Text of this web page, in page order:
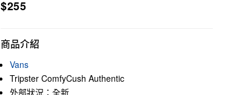
$255
商品介紹
Vans
Tripster ComfyCush Authentic
外部狀況：全新